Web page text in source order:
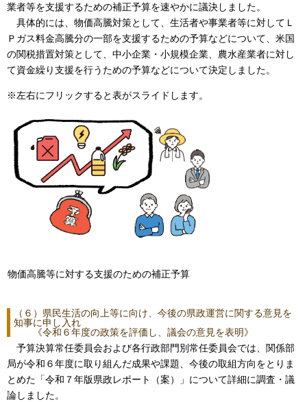
業者等を支援するための補正予算を速やかに議決しました。
具体的には、物価高騰対策として、生活者や事業者等に対してＬ
Ｐガス料金高騰分の一部を支援するための予算などについて、米国
の関税措置対策として、中小企業・小規模企業、農水産業者に対し
て資金繰り支援を行うための予算などについて決定しました。
※左右にフリックすると表がスライドします。
物価高騰等に対する支援のための補正予算
（６）県民生活の向上等に向け、今後の県政運営に関する意見を
知事に申し入れ
《令和６年度の政策を評価し、議会の意見を表明》
予算決算常任委員会および各行政部門別常任委員会では、関係部
局が令和６年度に取り組んだ成果や課題、今後の取組方向をとりま
とめた「令和７年版県政レポート（案）」について詳細に調査・議
論しました。